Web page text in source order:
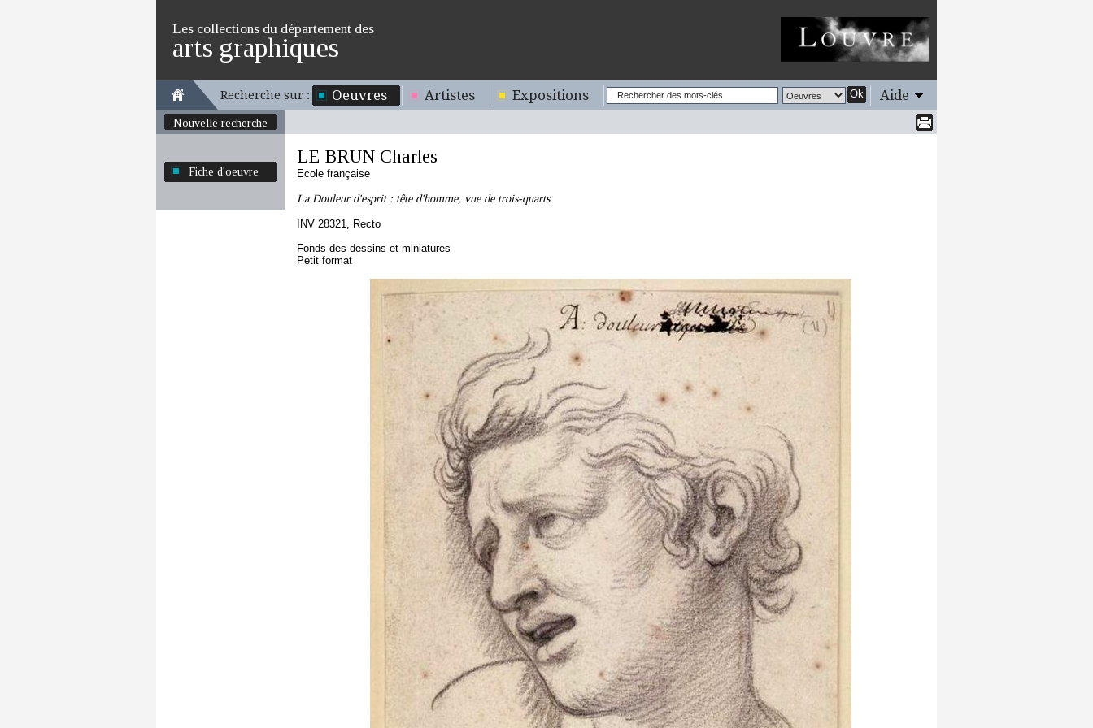
Les collections du département des
arts graphiques
Recherche sur : Oeuvres Artistes Expositions Ok Aide
Nouvelle recherche
Fiche d'oeuvre
LE BRUN Charles
Ecole française
La Douleur d'esprit : tête d'homme, vue de trois-quarts
INV 28321, Recto
Fonds des dessins et miniatures
Petit format